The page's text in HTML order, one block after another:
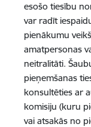
esošo tiesību
var radīt
pienākumu
amatpersonas
neitralitāti.
pieņemšanas
konsultēties ar
komisiju (kuru
vai atsakās no